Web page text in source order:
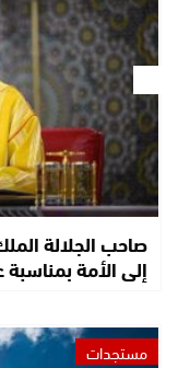
صاحب الجلالة
إلى الأمة
مستجدات